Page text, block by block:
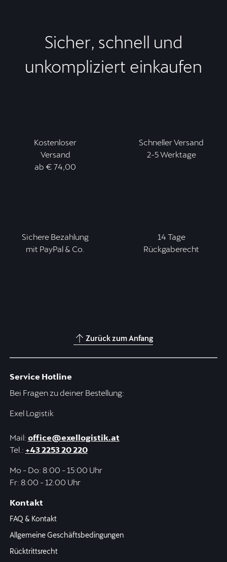
Sicher, schnell und
unkompliziert einkaufen
Kostenloser
Versand
ab € 74,00
Schneller Versand
2-5 Werktage
Sichere Bezahlung
mit PayPal & Co.
14 Tage
Rückgaberecht
Zurück zum Anfang
Service Hotline
Bei Fragen zu deiner Bestellung:
Exel Logistik
Mail: office@exellogistik.at
Tel.: +43 2253 20 220
Mo - Do: 8:00 - 15:00 Uhr
Fr: 8:00 - 12:00 Uhr
Kontakt
FAQ & Kontakt
Allgemeine Geschäftsbedingungen
Rücktrittsrecht